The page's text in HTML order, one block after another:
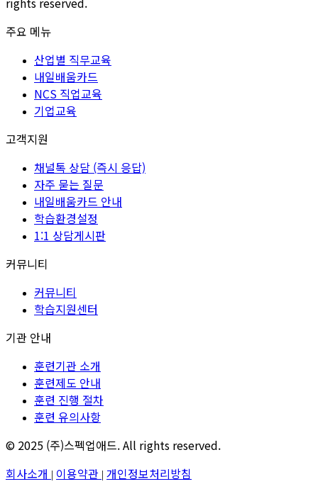
주요 메뉴
산업별 직무교육
내일배움카드
NCS 직업교육
기업교육
고객지원
채널톡 상담 (즉시 응답)
자주 묻는 질문
내일배움카드 안내
학습환경설정
1:1 상담게시판
커뮤니티
커뮤니티
학습지원센터
기관 안내
훈련기관 소개
훈련제도 안내
훈련 진행 절차
훈련 유의사항
© 2025 (주)스펙업애드. All rights reserved.
회사소개 | 이용약관 | 개인정보처리방침